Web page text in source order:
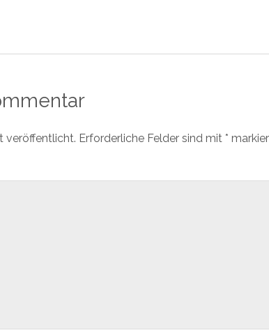
veröffentlicht. Erforderliche Felder sind mit *